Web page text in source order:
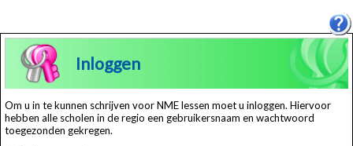
Inloggen
Om u in te kunnen schrijven voor NME lessen moet u inloggen. Hiervoor
hebben alle scholen in de regio een gebruikersnaam en wachtwoord
toegezonden gekregen.